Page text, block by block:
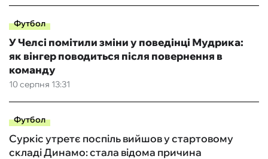
Футбол
10 серпня 13:31
У Челсі помітили зміни у поведінці Мудрика:
як вінгер поводиться після повернення в
команду
Футбол
Суркіс утретє поспіль вийшов у стартовому
складі Динамо: стала відома причина